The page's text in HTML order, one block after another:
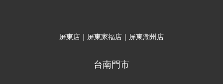
屏東店｜屏東家福店｜屏東潮州店
台南門市